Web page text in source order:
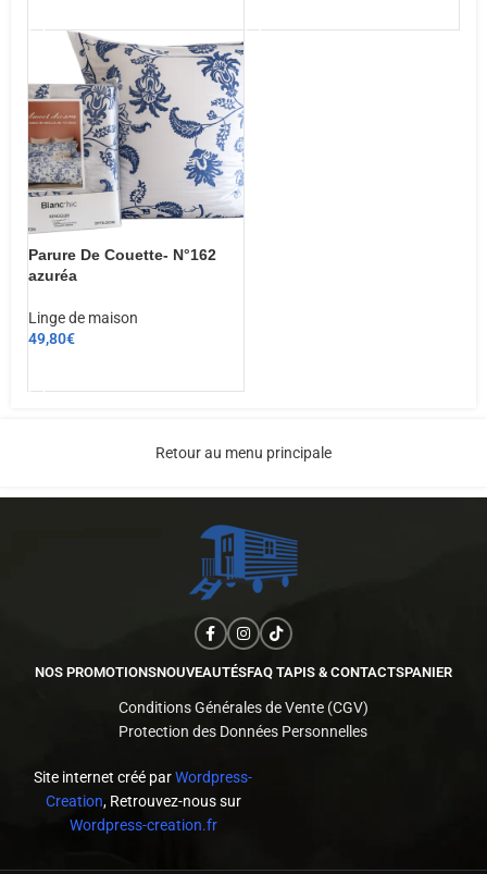
Parure De Couette- N°162
azuréa
Linge de maison
49,80€
Retour au menu principale
NOS PROMOTIONSNOUVEAUTÉSFAQ TAPIS & CONTACTSPANIER
Conditions Générales de Vente (CGV)
Protection des Données Personnelles
Site internet créé parWordpress-
Creation, Retrouvez-nous sur
Wordpress-creation.fr